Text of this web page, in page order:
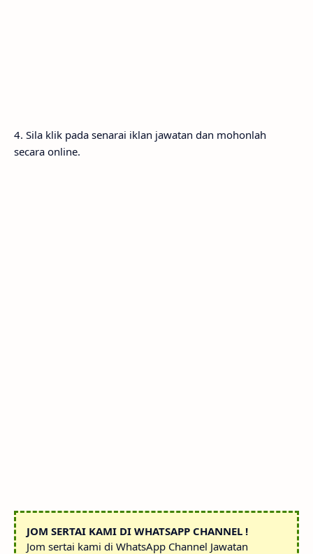
4. Sila klik pada senarai iklan jawatan dan mohonlah
secara online.
JOM SERTAI KAMI DI WHATSAPP CHANNEL !
Jom sertai kami di WhatsApp Channel Jawatan